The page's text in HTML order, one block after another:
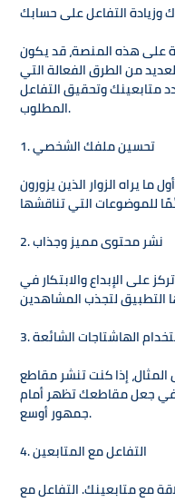
وزيادة التفاعل على حسابك
على هذه المنصة، قد يكون
من الطرق الفعالة التي
وتحقيق التفاعل
المطلوب.
1. تحسين ملفك الشخصي
الزوار الذين يزورون
2. نشر محتوى مميز وجذاب
على الإبداع والابتكار في
الهاشتاجات الشائعة
إذا كنت تنشر مقاطع
جعل مقاطعك تظهر أمام
جمهور أوسع.
4. التفاعل مع المتابعين
مع متابعينك. التفاعل مع